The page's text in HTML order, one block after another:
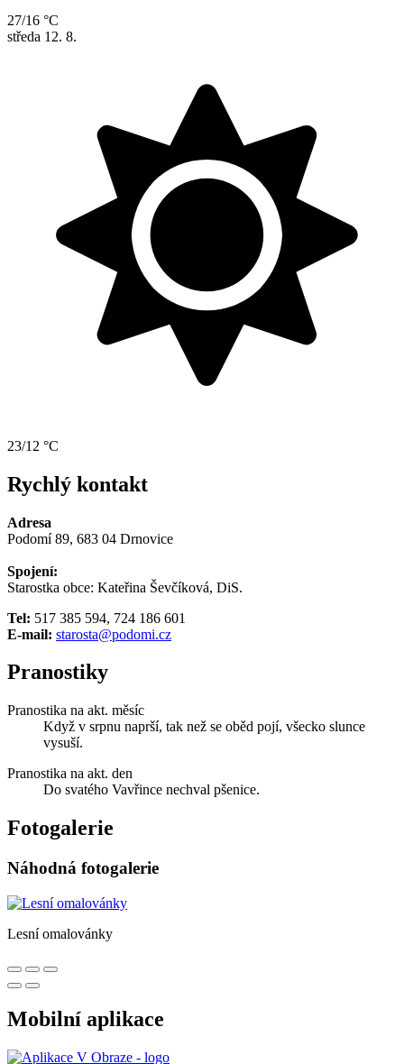
27/16 °C
středa 12. 8.
23/12 °C
Rychlý kontakt
Adresa
Podomí 89, 683 04 Drnovice
Spojení:
Starostka obce: Kateřina Ševčíková, DiS.
Tel: 517 385 594, 724 186 601
E-mail: starosta@podomi.cz
Pranostiky
Pranostika na akt. měsíc
Když v srpnu naprší, tak než se oběd pojí, všecko slunce
vysuší.
Pranostika na akt. den
Do svatého Vavřince nechval pšenice.
Fotogalerie
Náhodná fotogalerie
Lesní omalovánky
Mobilní aplikace